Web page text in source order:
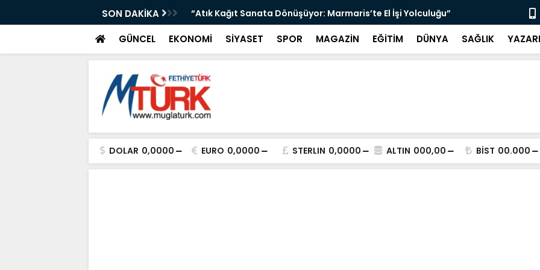
SON DAKİKA
Sıcaklıklar Artıyor” “Atık Kağıt Sanata Dönüşüyor: Marmaris’te El İşi Yolculuğu” “Terörsüz
GÜNCEL EKONOMİ SİYASET SPOR MAGAZİN EĞİTİM DÜNYA SAĞLIK
DOLAR 0,0000 EURO 0,0000 STERLIN 0,0000 ALTIN 000,00 BİST 00.000